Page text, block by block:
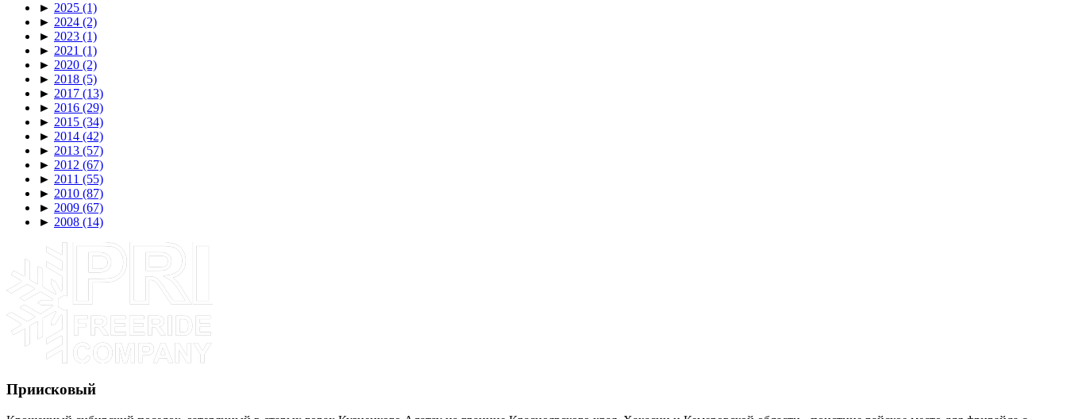
► 2025 (1)
► 2024 (2)
► 2023 (1)
► 2021 (1)
► 2020 (2)
► 2018 (5)
► 2017 (13)
► 2016 (29)
► 2015 (34)
► 2014 (42)
► 2013 (57)
► 2012 (67)
► 2011 (55)
► 2010 (87)
► 2009 (67)
► 2008 (14)
Приисковый